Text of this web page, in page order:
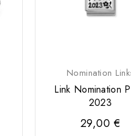
Nomination
Link Nomination
2023
29,00 €